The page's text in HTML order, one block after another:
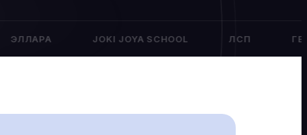
JOKI JOYA SCHOOL ЛСП ГЕЛЕНДЖИК